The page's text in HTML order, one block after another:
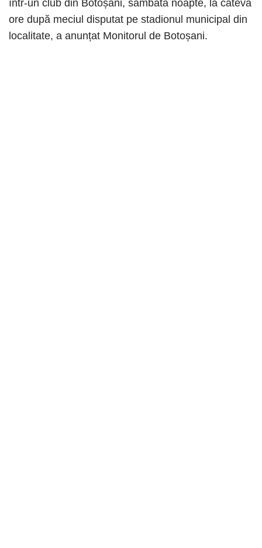
într-un club din Botoșani, sâmbătă noapte, la câteva
ore după meciul disputat pe stadionul municipal din
localitate, a anunțat Monitorul de Botoșani.